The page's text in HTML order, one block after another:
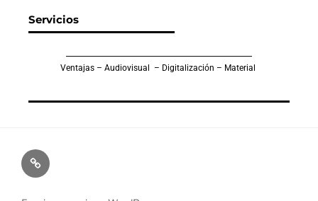
Servicios
Ventajas – Audiovisual – Digitalización – Material